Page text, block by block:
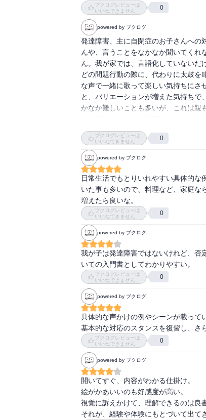
強固なオウム返しについての内容を読
の例のように強固なオウム返しをす
ようになるのだろう』と思い、深く考
を持ったほかの子たちも声を掛けに来
り、解決すると自分の遊びに戻ってい
と関わり合いたくない子は離れて遊
者だけが周りから「この時は『〇〇』
け続けていると、いつの間にかオウム
たまたまそのように感じただけかもし
しまいやすい特徴のある子どもこそ
と思うのですが、家族という窮屈な枠
い知りました。家族は休む間も無いの
ページの応対方法が頭でわかっていて
以下、本書を読んで気になった点です。
まず、ファーストフードで実際にオー
すが)「空いている時間帯を選んで」
らにしましょう」くらい書いておいて
なく店員さんなどの表現の方が好まし
あと、言葉かけのチャンスがたくさん
を織り交ぜることで語彙力や会話の能
で」とあって『次々に質問をしてしま
特にモヤモヤしたのは、91ページの
ついてです。Aさんは普段から著者と
然名前を出す必要がわかりませんでし
22ページの平均台での花子ちゃんの親
書かなくていいのになと思います。
ブクログレビューは
いいねできません
0
powered by ブクログ
発達障害、主に自閉症のお子さんへの
んや、言うことをなかなか聞いてく
ん。我が家では、言語化していない
どの問題行動の際に、代わりに太鼓を
な声で一緒に歌って楽しい気持ちにさ
と、バリエーションが増えた気持ち
かなか難しいことも多いが、これは親
は適していないところかな。時々読
知らないだけで、すでにあったらごめ
ブクログレビューは
いいねできません
0
powered by ブクログ
日常生活でもとりいれやすい具体的
いた事も多いので、料理など、家庭な
増えたら良いな。
ブクログレビューは
いいねできません
0
powered by ブクログ
我が子は発達障害ではないけれど、否
いての入門書としてわかりやすい。
ブクログレビューは
いいねできません
0
powered by ブクログ
具体的な声かけの例やシーンが載って
基本的な対応のスタンスを復習し、さ
ブクログレビューは
いいねできません
0
powered by ブクログ
開いてすぐ、内容がわかる仕掛け。
絵がかあいいのも好感度が高い。
視覚に訴えかけて、理解できるのは良
それが、経験や体験にもとづいて出て